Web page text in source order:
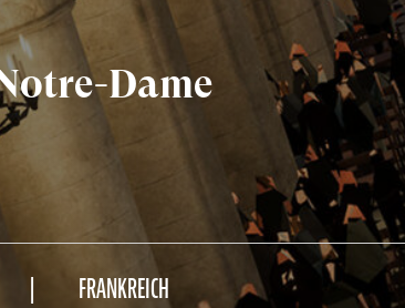
Dame
FRANKREICH